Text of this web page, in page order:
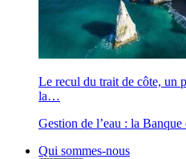
Le recul du trait de côte, un
la…
Gestion de l’eau : la
Qui sommes-nous